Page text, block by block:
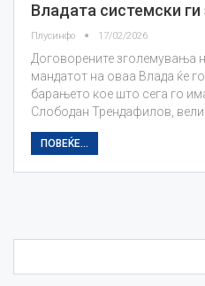
Владата системски
Плусинфо 17/02/2026
Договорените зголемувања
мандатот на оваа Влада ќе
барањето кое што сега го
Слободан Трендафилов,
ПОВЕЌЕ...